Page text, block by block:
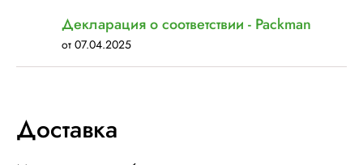
Декларация о соответствии - Packman
от 07.04.2025
Доставка